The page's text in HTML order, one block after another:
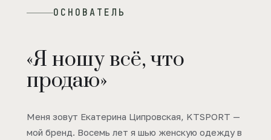
ОСНОВАТЕЛЬ
«Я ношу всё, что
продаю»
Меня зовут Екатерина Ципровская, KTSPORT —
мой бренд. Восемь лет я шью женскую одежду в